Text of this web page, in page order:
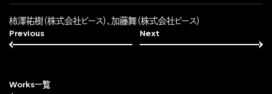
Next
Previous
Works一覧
柿澤祐樹（株式会社ピース）、加藤舞（株式会社ピース）